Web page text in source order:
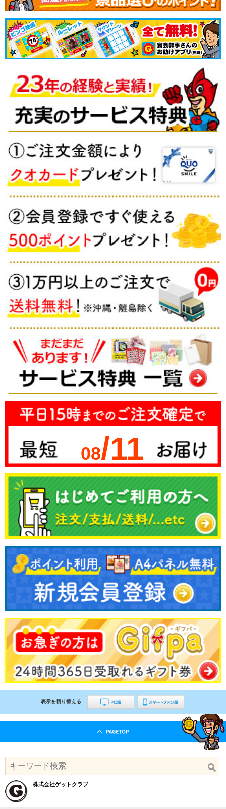
08/11
表示を切り替える :
株式会社ゲットクラブ